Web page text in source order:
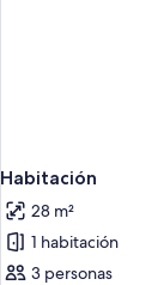
Habitación
28 m²
1 habitación
3 personas